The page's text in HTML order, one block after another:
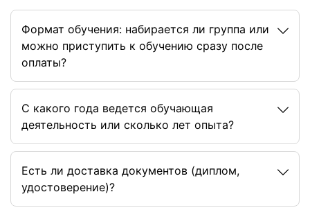
Формат обучения: набирается ли группа или
можно приступить к обучению сразу после
оплаты?
C какого года ведется обучающая
деятельность или сколько лет опыта?
Есть ли доставка документов (диплом,
удостоверение)?